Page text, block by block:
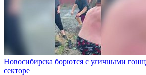
Новосибирска борются с уличными
секторе